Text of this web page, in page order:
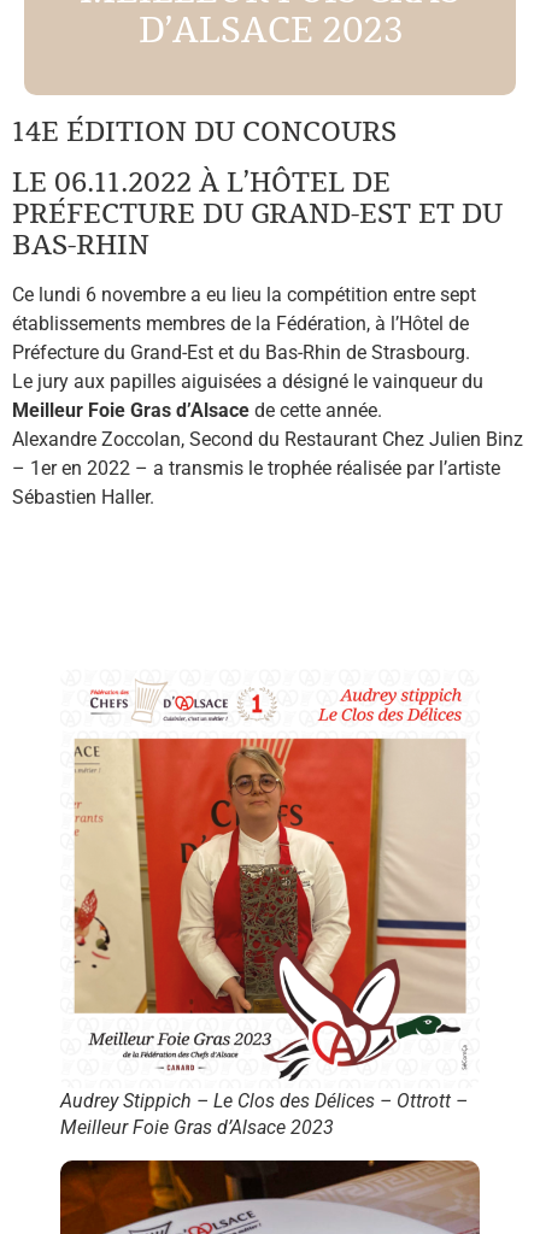
D’ALSACE 2023
14E ÉDITION DU CONCOURS
LE 06.11.2022 À L’HÔTEL DE
PRÉFECTURE DU GRAND-EST ET DU
BAS-RHIN
Ce lundi 6 novembre a eu lieu la compétition entre sept
établissements membres de la Fédération, à l’Hôtel de
Préfecture du Grand-Est et du Bas-Rhin de Strasbourg.
Le jury aux papilles aiguisées a désigné le vainqueur du
Meilleur Foie Gras d’Alsace de cette année.
Alexandre Zoccolan, Second du Restaurant Chez Julien Binz
– 1er en 2022 – a transmis le trophée réalisée par l’artiste
Sébastien Haller.
Audrey Stippich – Le Clos des Délices – Ottrott –
Meilleur Foie Gras d’Alsace 2023